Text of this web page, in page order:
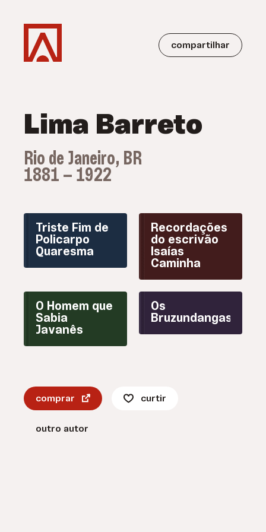
compartilhar
Lima Barreto
Rio de Janeiro, BR
1881 — 1922
Triste Fim de
Policarpo
Quaresma
Recordações
do escrivão
Isaías
Caminha
O Homem que
Sabia
Javanês
Os
Bruzundangas
comprar curtir
outro autor